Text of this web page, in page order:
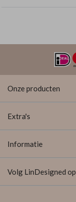
Onze producten
Extra's
Informatie
Volg LinDesigned op